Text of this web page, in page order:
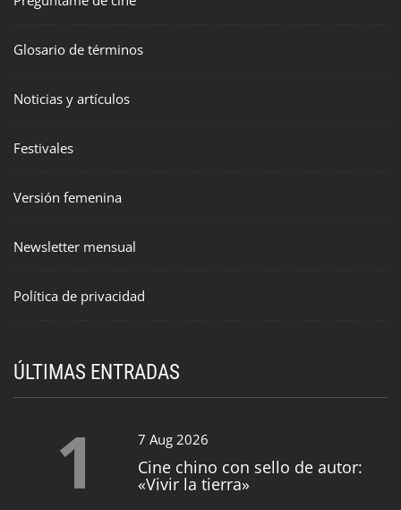
Glosario de términos
Noticias y artículos
Festivales
Versión femenina
Newsletter mensual
Política de privacidad
ÚLTIMAS ENTRADAS
1 7 Aug 2026
Cine chino con sello de autor:
«Vivir la tierra»